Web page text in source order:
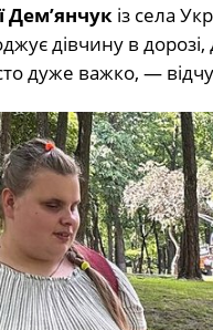
Дем’янчук із села
дівчину в
дуже важко, —